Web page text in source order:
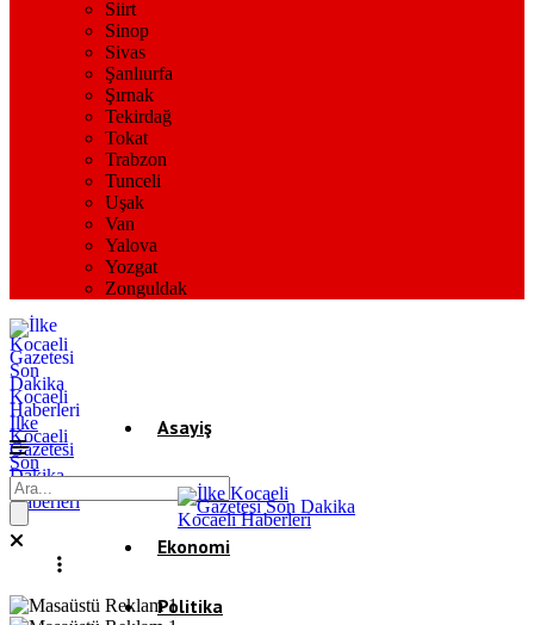
Siirt
Sinop
Sivas
Şanlıurfa
Şırnak
Tekirdağ
Tokat
Trabzon
Tunceli
Uşak
Van
Yalova
Yozgat
Zonguldak
İlke
Kocaeli
Gazetesi
Son
Dakika
Kocaeli
Haberleri
Asayiş
Gündem
Ekonomi
Politika